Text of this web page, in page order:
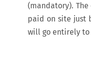
(mandatory).
paid on site just
will go entirely